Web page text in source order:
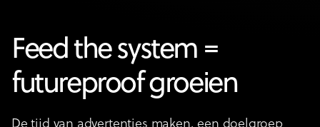
Feed the system =
futureproof groeien